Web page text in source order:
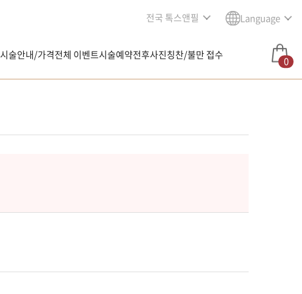
전국 톡스앤필 Language
시술안내/가격전체 이벤트시술예약전후사진칭찬/불만 접수 0